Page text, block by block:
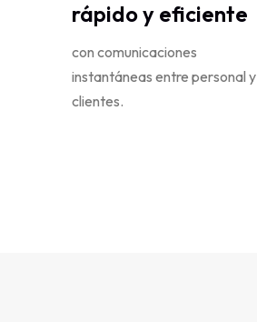
rápido y eficiente
con comunicaciones
instantáneas entre personal y
clientes.